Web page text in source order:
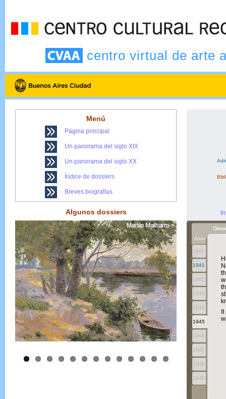
centro virtual de arte
Menú
Página principal
Un panorama del siglo XIX
Un panorama del siglo XX
Índice de dossiers
Breves biografías
Algunos dossiers
1940
1941
1942
1943
1944
1945
1946
1947
1948
1949